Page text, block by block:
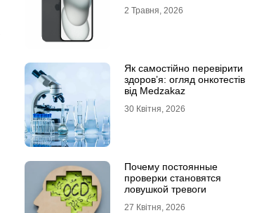
2 Травня, 2026
Як самостійно перевірити
здоров’я: огляд онкотестів
від Medzakaz
30 Квітня, 2026
Почему постоянные
проверки становятся
ловушкой тревоги
27 Квітня, 2026